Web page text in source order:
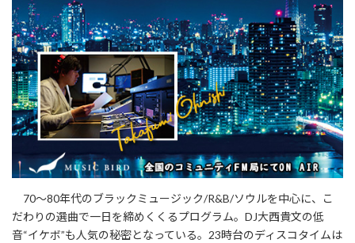
70～80年代のブラックミュージック/R&B/ソウルを中心に、こ
だわりの選曲で一日を締めくくるプログラム。DJ大西貴文の低
音“イケボ”も人気の秘密となっている。23時台のディスコタイムは